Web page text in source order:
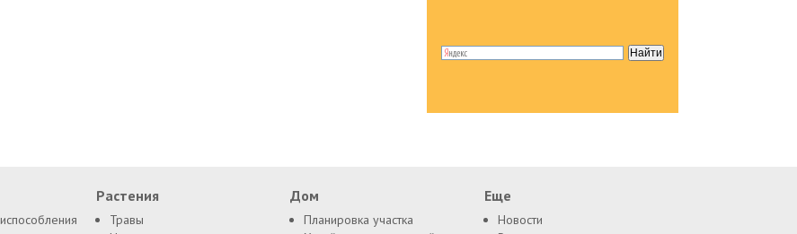
Растения
Травы
Дом
Планировка участка
Еще
Новости